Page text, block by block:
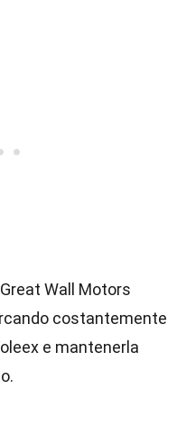
Wall Motors
costantemente
e mantenerla